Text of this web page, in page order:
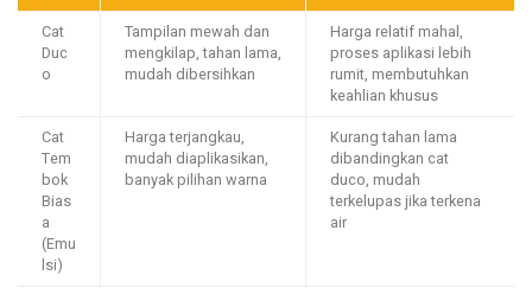
Cat
Duc
o
Tampilan mewah dan
mengkilap, tahan lama,
mudah dibersihkan
Harga relatif mahal,
proses aplikasi lebih
rumit, membutuhkan
keahlian khusus
Cat
Tem
bok
Bias
a
(Emu
lsi)
Harga terjangkau,
mudah diaplikasikan,
banyak pilihan warna
Kurang tahan lama
dibandingkan cat
duco, mudah
terkelupas jika terkena
air